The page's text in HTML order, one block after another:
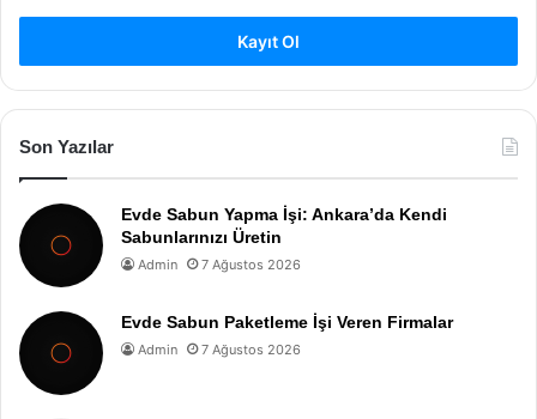
Kayıt Ol
Son Yazılar
Evde Sabun Yapma İşi: Ankara’da Kendi
Sabunlarınızı Üretin
Admin 7 Ağustos 2026
Evde Sabun Paketleme İşi Veren Firmalar
Admin 7 Ağustos 2026